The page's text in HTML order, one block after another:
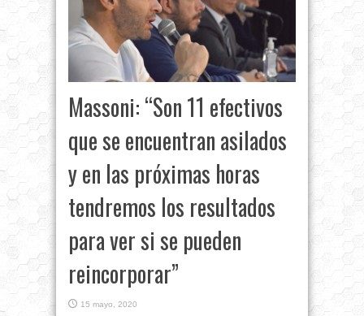
Massoni: “Son 11 efectivos
que se encuentran asilados
y en las próximas horas
tendremos los resultados
para ver si se pueden
reincorporar”
15 mayo, 2020